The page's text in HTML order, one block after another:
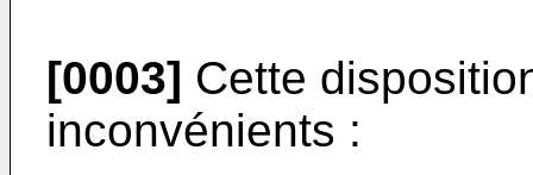
[0003] Cette
inconvénients :